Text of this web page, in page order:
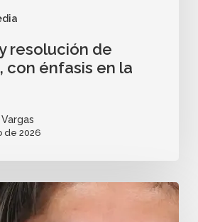
resolución de
con énfasis en la
de 2026